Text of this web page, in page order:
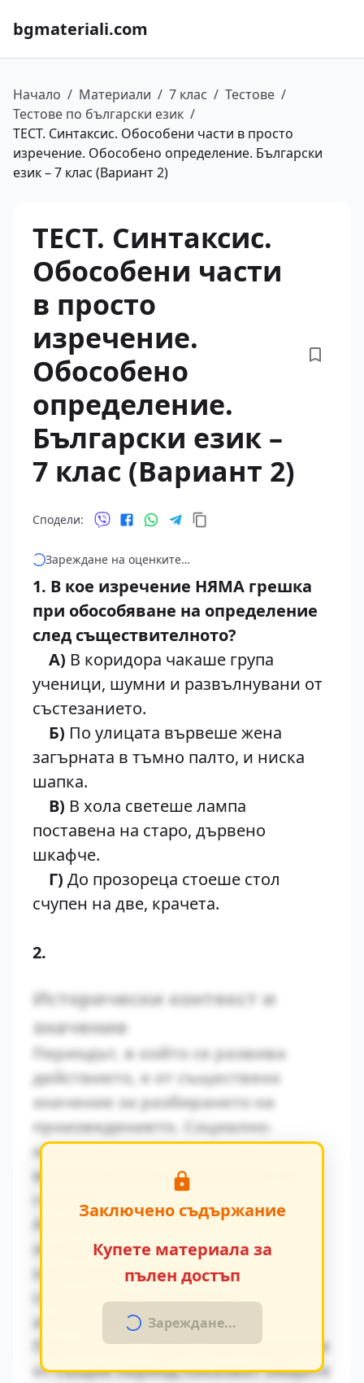
bgmateriali.com
Начало / Материали / 7 клас / Тестове /
Тестове по български език /
ТЕСТ. Синтаксис. Обособени части в просто
изречение. Обособено определение. Български
език – 7 клас (Вариант 2)
ТЕСТ. Синтаксис.
Обособени части
в просто
изречение.
Обособено
определение.
Български език –
7 клас (Вариант 2)
Сподели:
Зареждане на оценките…
1. В кое изречение НЯМА грешка
при обособяване на определение
след съществителното?
А) В коридора чакаше група
ученици, шумни и развълнувани от
състезанието.
Б) По улицата вървеше жена
загърната в тъмно палто, и ниска
шапка.
В) В хола светеше лампа
поставена на старо, дървено
шкафче.
Г) До прозореца стоеше стол
счупен на две, крачета.
2.
Исторически контекст и
значение
Периодът, в който се развива
действието, е от съществено
значение за разбирането на
произведението. Социално-
икономическите условия оказват
влияние върху поведението на
героите.
Авторът умело вплита
исторически факти в
художествения разказ,
създавайки автентична
атмосфера на епохата.
Паралелите с други произведения
от същия период показват общите
Заключено съдържание
Купете материала за
пълен достъп
Зареждане...